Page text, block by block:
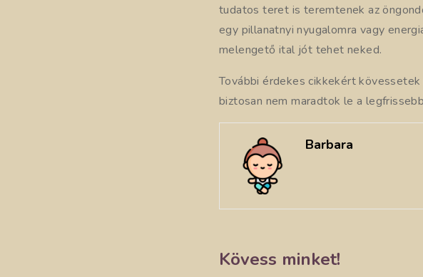
tudatos teret is teremtenek az
egy pillanatnyi nyugalomra vagy
melengető ital jót tehet neked.
További érdekes cikkekért
biztosan nem maradtok le a
Barbara
Kövess minket!